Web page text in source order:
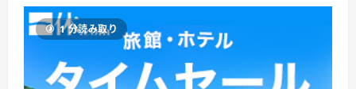
説】
に
つ
い
て
さ
ん
ｎ
ｅ
ｔ
評
判、
良
1 分読み取り